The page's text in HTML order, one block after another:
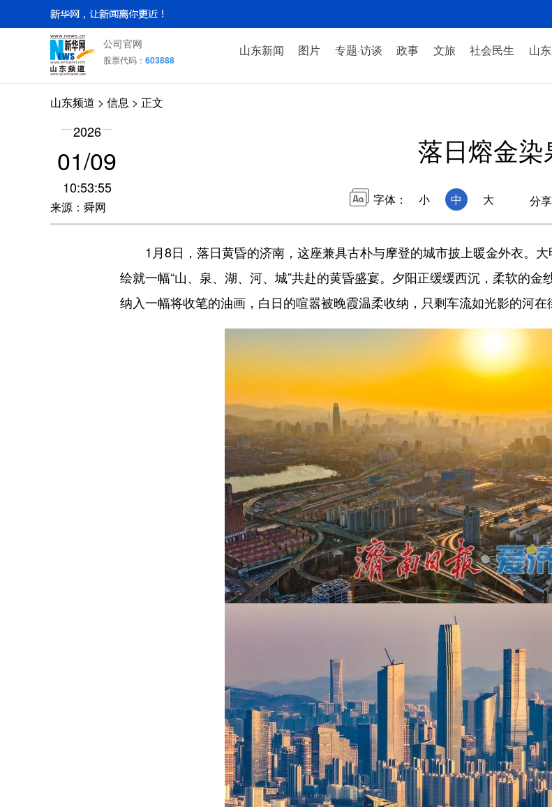
公司官网
股票代码： 603888
山东新闻 图片 专题·访谈 政事 文旅 社会民生 山
山东频道 > 信息 > 正文
2026
01/09
10:53:55
来源：舜网
落日熔金染
字体： 小 中 大 分
1月8日，落日黄昏的济南，这座兼具古朴与摩登的城市披上暖金外衣。大
绘就一幅“山、泉、湖、河、城”共赴的黄昏盛宴。夕阳正缓缓西沉，柔软的
纳入一幅将收笔的油画，白日的喧嚣被晚霞温柔收纳，只剩车流如光影的河在